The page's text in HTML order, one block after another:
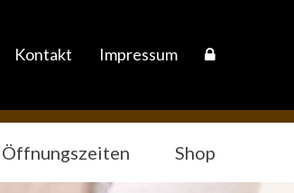
Kontakt Impressum
Öffnungszeiten Shop